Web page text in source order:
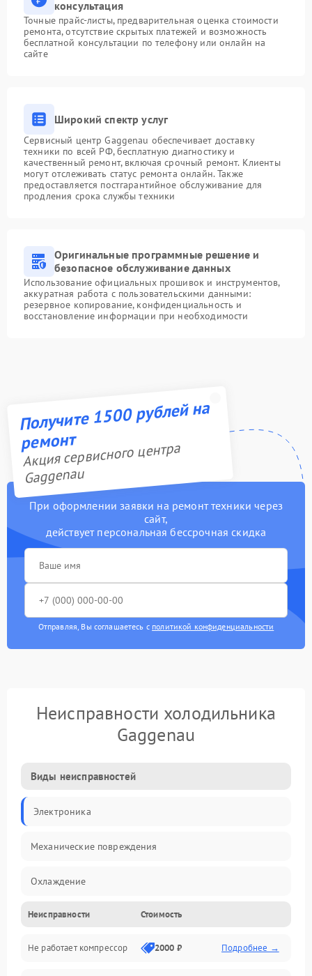
консультация
Точные прайс-листы, предварительная оценка стоимости
ремонта, отсутствие скрытых платежей и возможность
бесплатной консультации по телефону или онлайн на
сайте
Широкий спектр услуг
Сервисный центр Gaggenau обеспечивает доставку
техники по всей РФ, бесплатную диагностику и
качественный ремонт, включая срочный ремонт. Клиенты
могут отслеживать статус ремонта онлайн. Также
предоставляется постгарантийное обслуживание для
продления срока службы техники
Оригинальные программные решение и
безопасное обслуживание данных
Использование официальных прошивок и инструментов,
аккуратная работа с пользовательскими данными:
резервное копирование, конфиденциальность и
восстановление информации при необходимости
Получите 1500 рублей на
ремонт
Акция сервисного центра
Gaggenau
При оформлении заявки на ремонт техники через
сайт,
действует персональная бессрочная скидка
Отправляя, Вы соглашаетесь с политикой конфиденциальности
Неисправности холодильника
Gaggenau
Виды неисправностей
Электроника
Механические повреждения
Охлаждение
Механика
Электропитание
Неисправности Стоимость
Не работает компрессор 2000 ₽ Подробнее →